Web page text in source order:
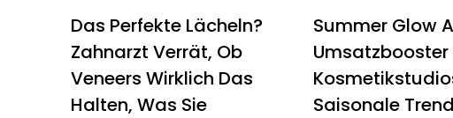
Das Perfekte Lächeln?
Zahnarzt Verrät, Ob
Veneers Wirklich Das
Halten, Was Sie
Summer Glow
Umsatzbooster
Saisonale